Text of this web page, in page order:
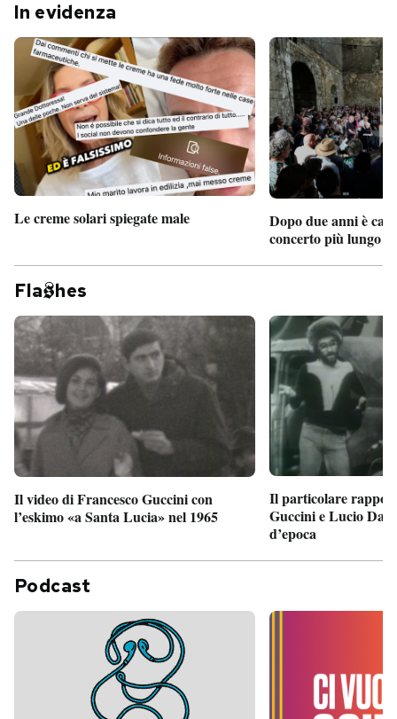
In evidenza
Le creme solari spiegate male
Dopo due anni è
concerto più lungo
Fla hes
Il video di Francesco Guccini con
l’eskimo «a Santa Lucia» nel 1965
Il particolare
Guccini e Lucio
d’epoca
Podcast